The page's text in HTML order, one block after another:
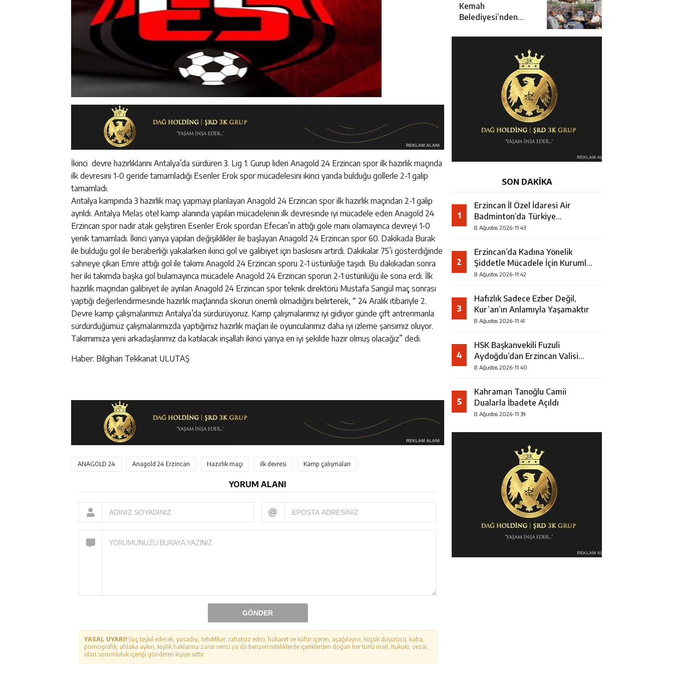
İkinci devre hazırlıklarını Antalya’da sürdüren 3. Lig 1. Gurup lideri Anagold 24 Erzincan spor ilk hazırlık maçında
ilk devresini 1-0 geride tamamladığı Esenler Erok spor mücadelesini ikinci yarıda bulduğu gollerle 2-1 galip
tamamladı.
Antalya kampında 3 hazırlık maçı yapmayı planlayan Anagold 24 Erzincan spor ilk hazırlık maçından 2-1 galip
ayrıldı. Antalya Melas otel kamp alanında yapılan mücadelenin ilk devresinde iyi mücadele eden Anagold 24
Erzincan spor nadir atak geliştiren Esenler Erok spordan Efecan’ın attığı gole mani olamayınca devreyi 1-0
yenik tamamladı. İkinci yarıya yapılan değişiklikler ile başlayan Anagold 24 Erzincan spor 60. Dakikada Burak
ile bulduğu gol ile beraberliği yakalarken ikinci gol ve galibiyet için baskısını artırdı. Dakikalar 75’i gösterdiğinde
sahneye çıkan Emre attığı gol ile takımı Anagold 24 Erzincan sporu 2-1 üstünlüğe taşıdı. Bu dakikadan sonra
her iki takımda başka gol bulamayınca mücadele Anagold 24 Erzincan sporun 2-1 üstünlüğü ile sona erdi. İlk
hazırlık maçından galibiyet ile ayrılan Anagold 24 Erzincan spor teknik direktörü Mustafa Sarıgül maç sonrası
yaptığı değerlendirmesinde hazırlık maçlarında skorun önemli olmadığını belirterek, “ 24 Aralık itibariyle 2.
Devre kamp çalışmalarımızı Antalya’da sürdürüyoruz. Kamp çalışmalarımız iyi gidiyor günde çift antrenmanla
sürdürdüğümüz çalışmalarımızda yaptığımız hazırlık maçları ile oyuncularımız daha iyi izleme şansımız oluyor.
Takımımıza yeni arkadaşlarımız da katılacak inşallah ikinci yarıya en iyi şekilde hazır olmuş olacağız” dedi.
Haber: Bilgihan Tekkanat ULUTAŞ
ANAGOLD 24 Anagold 24 Erzincan Hazırlık maçı ilk devresi Kamp çalışmaları
YORUM ALANI
GÖNDER
YASAL UYARI! Suç teşkil edecek, yasadışı, tehditkar, rahatsız edici, hakaret ve küfür içeren, aşağılayıcı, küçük düşürücü, kaba,
pornografik, ahlaka aykırı, kişilik haklarına zarar verici ya da benzeri niteliklerde içeriklerden doğan her türlü mali, hukuki, cezai,
idari sorumluluk içeriği gönderen kişiye aittir.
Kemah
Belediyesi’nden
Mahallesi’nde
SON DAKİKA
1
Erzincan İl Özel İdaresi Air
Badminton’da Türkiye
Şampiyonu Oldu
8 Ağustos 2026-11:43
2
Erzincan’da Kadına Yönelik
Şiddetle Mücadele İçin Kurumlar
Bir Araya Geldi
8 Ağustos 2026-11:42
3
Hafızlık Sadece Ezber Değil,
Kur’an’ın Anlamıyla Yaşamaktır
8 Ağustos 2026-11:41
4
HSK Başkanvekili Fuzuli
Aydoğdu’dan Erzincan Valisi
Hamza Aydoğdu’ya Ziyaret
8 Ağustos 2026-11:40
5
Kahraman Tanoğlu Camii
Dualarla İbadete Açıldı
8 Ağustos 2026-11:39